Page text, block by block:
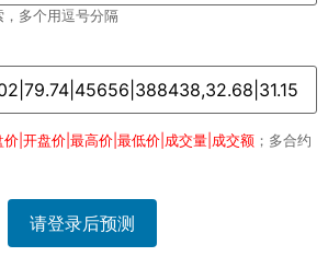
多个用逗号分隔
|开盘价|最高价|最低价|成交量|成交额 ；多合约
请登录后预测